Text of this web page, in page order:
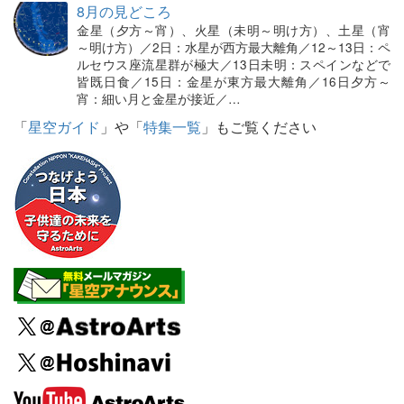
8月の見どころ
金星（夕方～宵）、火星（未明～明け方）、土星（宵
～明け方）／2日：水星が西方最大離角／12～13日：ペ
ルセウス座流星群が極大／13日未明：スペインなどで
皆既日食／15日：金星が東方最大離角／16日夕方～
宵：細い月と金星が接近／…
「星空ガイド 」や「特集一覧 」もご覧ください